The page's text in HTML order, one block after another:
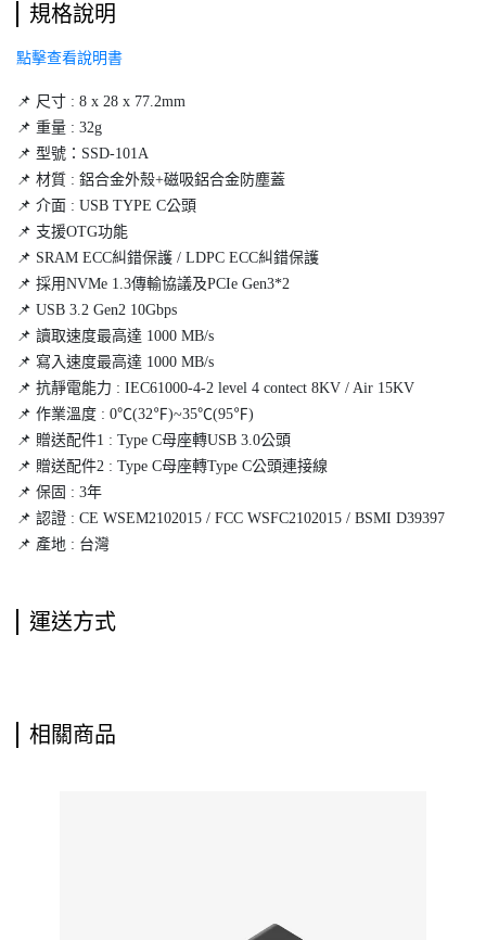
規格說明
點擊查看說明書
📌 尺寸 : 8 x 28 x 77.2mm
📌 重量 : 32g
📌 型號：SSD-101A
📌 材質 : 鋁合金外殼+磁吸鋁合金防塵蓋
📌 介面 : USB TYPE C公頭
📌 支援OTG功能
📌 SRAM ECC糾錯保護 / LDPC ECC糾錯保護
📌 採用NVMe 1.3傳輸協議及PCIe Gen3*2
📌 USB 3.2 Gen2 10Gbps
📌 讀取速度最高達 1000 MB/s
📌 寫入速度最高達 1000 MB/s
📌 抗靜電能力 : IEC61000-4-2 level 4 contect 8KV / Air 15KV
📌 作業溫度 : 0℃(32℉)~35℃(95℉)
📌 贈送配件1 : Type C母座轉USB 3.0公頭
📌 贈送配件2 : Type C母座轉Type C公頭連接線
📌 保固 : 3年
📌 認證 : CE WSEM2102015 / FCC WSFC2102015 / BSMI D39397
📌 產地 : 台灣
運送方式
相關商品